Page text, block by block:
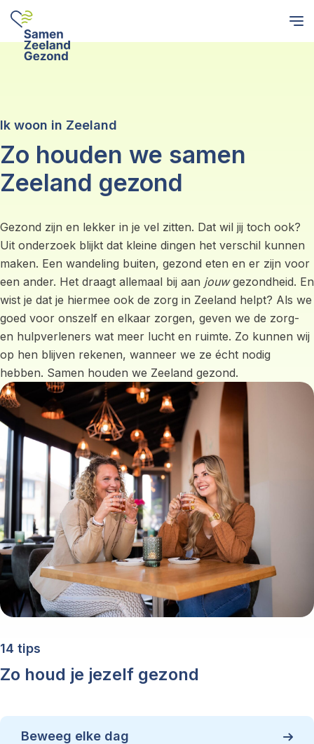
Ik woon in Zeeland
Zo houden we samen
Zeeland gezond
Gezond zijn en lekker in je vel zitten. Dat wil jij toch ook?
Uit onderzoek blijkt dat kleine dingen het verschil kunnen
maken. Een wandeling buiten, gezond eten en er zijn voor
een ander. Het draagt allemaal bij aan jouwgezondheid. En
wist je dat je hiermee ook de zorg in Zeeland helpt? Als we
goed voor onszelf en elkaar zorgen, geven we de zorg-
en hulpverleners wat meer lucht en ruimte. Zo kunnen wij
op hen blijven rekenen, wanneer we ze écht nodig
hebben. Samen houden we Zeeland gezond.
14 tips
Zo houd je jezelf gezond
Beweeg elke dag